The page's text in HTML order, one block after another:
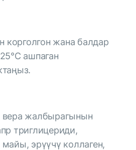
корголгон жана балдар
ашпаган
вера жалбырагынын
триглицериди,
эрүүчү коллаген,